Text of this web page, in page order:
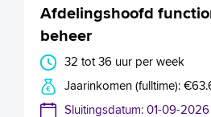
Afdelingshoofd
beheer
32 tot 36 uur per week
Jaarinkomen (fulltime):
Sluitingsdatum: 01-09-2026